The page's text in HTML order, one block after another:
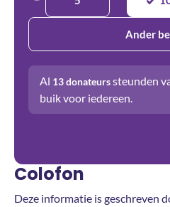
Ander
Al 13donateurssteunden
buik voor iedereen.
Colofon
Deze informatie is geschreven